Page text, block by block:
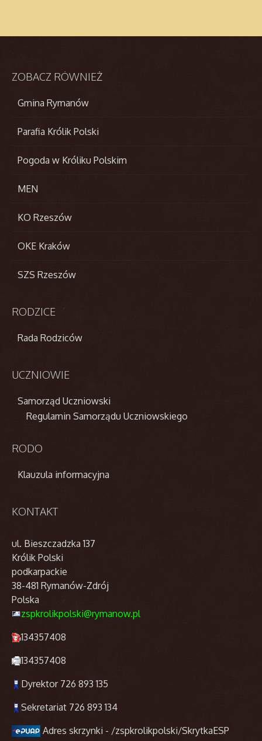
ZOBACZ RÓWNIEŻ
Gmina Rymanów
Parafia Królik Polski
Pogoda w Króliku Polskim
MEN
KO Rzeszów
OKE Kraków
SZS Rzeszów
RODZICE
Rada Rodziców
UCZNIOWIE
Samorząd Uczniowski
Regulamin Samorządu Uczniowskiego
RODO
Klauzula informacyjna
KONTAKT
ul. Bieszczadzka 137
Królik Polski
podkarpackie
38-481 Rymanów-Zdrój
Polska
zspkrolikpolski@rymanow.pl
134357408
134357408
Dyrektor 726 893 135
Sekretariat 726 893 134
Adres skrzynki - /zspkrolikpolski/SkrytkaESP